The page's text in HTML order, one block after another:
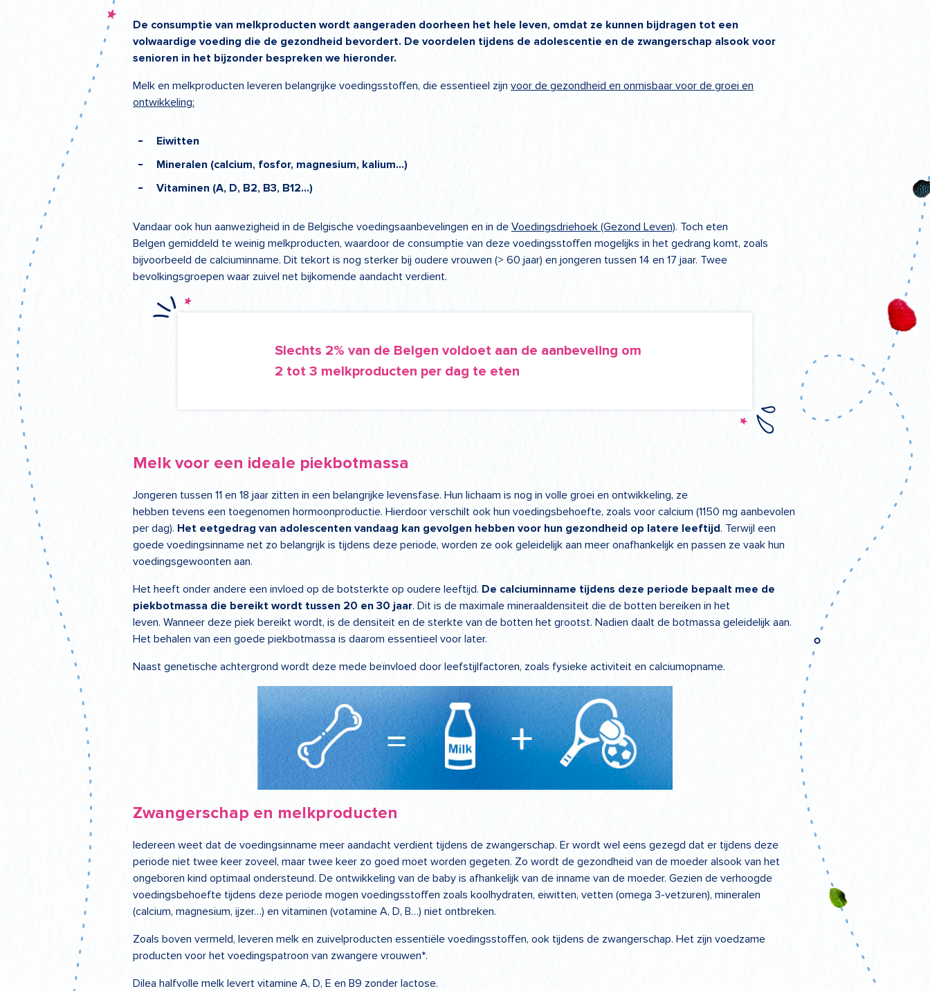
De consumptie van melkproducten wordt aangeraden doorheen het hele leven, omdat ze kunnen bijdragen tot een
volwaardige voeding die de gezondheid bevordert. De voordelen tijdens de adolescentie en de zwangerschap alsook voor
senioren in het bijzonder bespreken we hieronder.
Melk en melkproducten leveren belangrijke voedingsstoffen, die essentieel zijn voor de gezondheid en onmisbaar voor de groei en
ontwikkeling:
Eiwitten
Mineralen (calcium, fosfor, magnesium, kalium…)
Vitaminen (A, D, B2, B3, B12…)
Vandaar ook hun aanwezigheid in de Belgische voedingsaanbevelingen en in de Voedingsdriehoek (Gezond Leven). Toch eten
Belgen gemiddeld te weinig melkproducten, waardoor de consumptie van deze voedingsstoffen mogelijks in het gedrang komt, zoals
bijvoorbeeld de calciuminname. Dit tekort is nog sterker bij oudere vrouwen (> 60 jaar) en jongeren tussen 14 en 17 jaar. Twee
bevolkingsgroepen waar zuivel net bijkomende aandacht verdient.
Slechts 2% van de Belgen voldoet aan de aanbeveling om
2 tot 3 melkproducten per dag te eten
Melk voor een ideale piekbotmassa
Jongeren tussen 11 en 18 jaar zitten in een belangrijke levensfase. Hun lichaam is nog in volle groei en ontwikkeling, ze
hebben tevens een toegenomen hormoonproductie. Hierdoor verschilt ook hun voedingsbehoefte, zoals voor calcium (1150 mg aanbevolen
per dag). Het eetgedrag van adolescenten vandaag kan gevolgen hebben voor hun gezondheid op latere leeftijd. Terwijl een
goede voedingsinname net zo belangrijk is tijdens deze periode, worden ze ook geleidelijk aan meer onafhankelijk en passen ze vaak hun
voedingsgewoonten aan.
Het heeft onder andere een invloed op de botsterkte op oudere leeftijd. De calciuminname tijdens deze periode bepaalt mee de
piekbotmassa die bereikt wordt tussen 20 en 30 jaar. Dit is de maximale mineraaldensiteit die de botten bereiken in het
leven. Wanneer deze piek bereikt wordt, is de densiteit en de sterkte van de botten het grootst. Nadien daalt de botmassa geleidelijk aan.
Het behalen van een goede piekbotmassa is daarom essentieel voor later.
Naast genetische achtergrond wordt deze mede beïnvloed door leefstijlfactoren, zoals fysieke activiteit en calciumopname.
Zwangerschap en melkproducten
Iedereen weet dat de voedingsinname meer aandacht verdient tijdens de zwangerschap. Er wordt wel eens gezegd dat er tijdens deze
periode niet twee keer zoveel, maar twee keer zo goed moet worden gegeten. Zo wordt de gezondheid van de moeder alsook van het
ongeboren kind optimaal ondersteund. De ontwikkeling van de baby is afhankelijk van de inname van de moeder. Gezien de verhoogde
voedingsbehoefte tijdens deze periode mogen voedingsstoffen zoals koolhydraten, eiwitten, vetten (omega 3-vetzuren), mineralen
(calcium, magnesium, ijzer…) en vitaminen (votamine A, D, B…) niet ontbreken.
Zoals boven vermeld, leveren melk en zuivelproducten essentiële voedingsstoffen, ook tijdens de zwangerschap. Het zijn voedzame
producten voor het voedingspatroon van zwangere vrouwen*.
Dilea halfvolle melk levert vitamine A, D, E en B9 zonder lactose.